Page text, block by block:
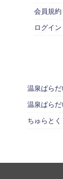
会員規約
ログイン
温泉ぱらだ
温泉ぱら
ちゅらとく